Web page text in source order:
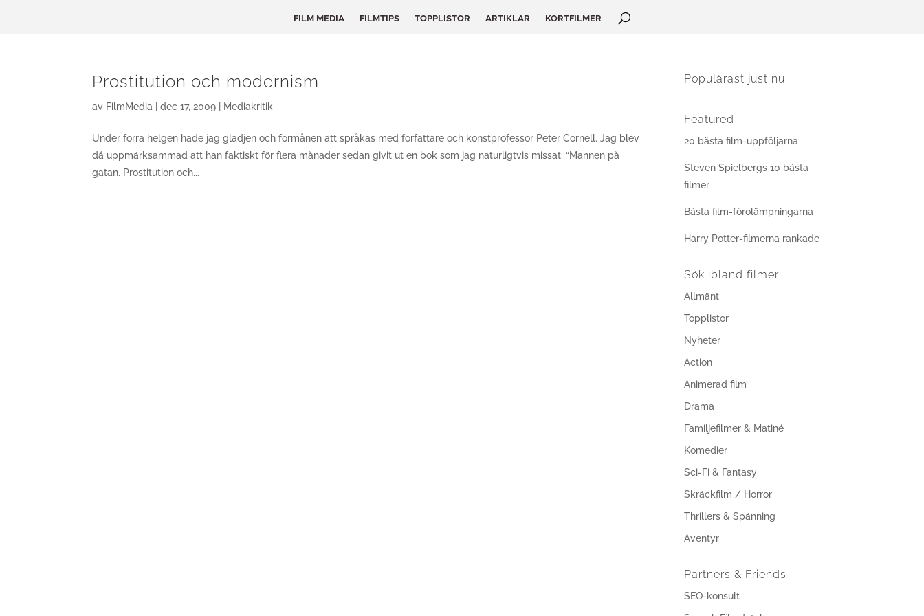
FILM MEDIA FILMTIPS TOPPLISTOR ARTIKLAR KORTFILMER
Prostitution och modernism
av FilmMedia |dec 17, 2009 Mediakritik
Under förra helgen hade jag glädjen och förmånen att språkas med författare och konstprofessor Peter Cornell. Jag blev
då uppmärksammad att han faktiskt för flera månader sedan givit ut en bok som jag naturligtvis missat: “Mannen på
gatan. Prostitution och...
Populärast just nu
Featured
20 bästa film-uppföljarna
Steven Spielbergs 10 bästa
filmer
Bästa film-förolämpningarna
Harry Potter-filmerna rankade
Sök ibland filmer:
Allmänt
Topplistor
Nyheter
Action
Animerad film
Drama
Familjefilmer & Matiné
Komedier
Sci-Fi & Fantasy
Skräckfilm / Horror
Thrillers & Spänning
Äventyr
Partners & Friends
SEO-konsult